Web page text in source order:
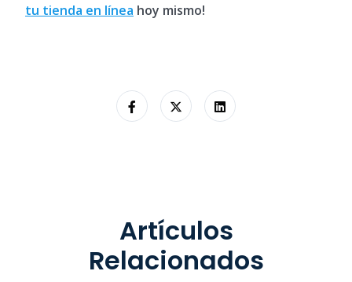
tu tienda en línea hoy mismo!
Artículos
Relacionados